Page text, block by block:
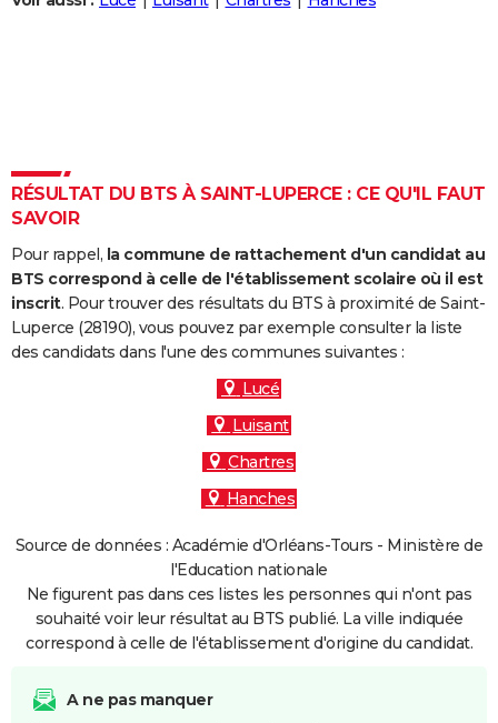
Carte de Noël
Carte Bonne année
Carte Saint-Valentin
Carte Pâques
Carte d'anniversaire
Dictionnaire
Biographies
Citations
Expressions
Proverbes
PROGRAMME TV
COPAINS D'AVANT
S'inscrire
Se connecter
Lycées
Collèges
Primaires
Universités
Entreprises
Service militaire
Avis de recherche
AVIS DE DÉCÈS
RÉSULTAT DU BTS À SAINT-LUPERCE : CE QU'IL FAUT
SAVOIR
Pour rappel, la commune de rattachement d'un candidat au
BTS correspond à celle de l'établissement scolaire où il est
inscrit. Pour trouver des résultats du BTS à proximité de Saint-
Luperce (28190), vous pouvez par exemple consulter la liste
des candidats dans l'une des communes suivantes :
Lucé
Luisant
Chartres
Hanches
Source de données : Académie d'Orléans-Tours - Ministère de
l'Education nationale
Ne figurent pas dans ces listes les personnes qui n'ont pas
souhaité voir leur résultat au BTS publié. La ville indiquée
correspond à celle de l'établissement d'origine du candidat.
A ne pas manquer